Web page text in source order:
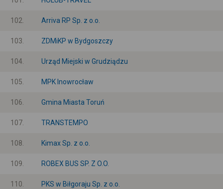
102. Arriva RP Sp. z o.o.
103. ZDMiKP w Bydgoszczy
104. Urząd Miejski w Grudziądzu
105. MPK Inowrocław
106. Gmina Miasta Toruń
107. TRANSTEMPO
108. Kimax Sp. z o.o.
109. ROBEX BUS SP. Z O.O.
110. PKS w Biłgoraju Sp. z o.o.